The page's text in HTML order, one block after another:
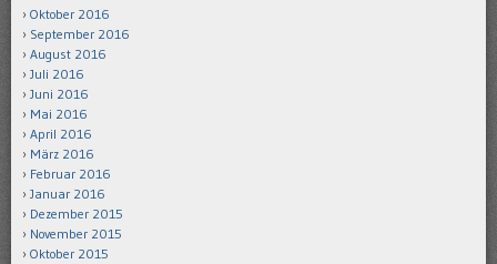
Oktober 2016
September 2016
August 2016
Juli 2016
Juni 2016
Mai 2016
April 2016
März 2016
Februar 2016
Januar 2016
Dezember 2015
November 2015
Oktober 2015